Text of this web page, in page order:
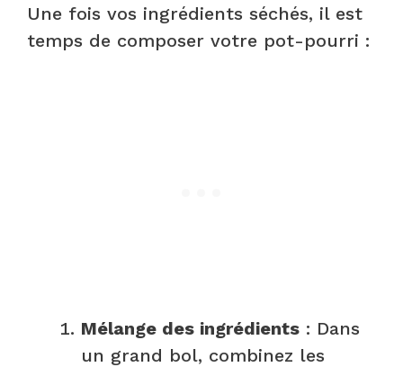
Une fois vos ingrédients séchés, il est
temps de composer votre pot-pourri :
Mélange des ingrédients : Dans
un grand bol, combinez les